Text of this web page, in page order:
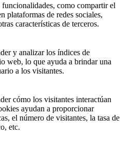
como compartir el
plataformas de redes sociales,
características de terceros.
y analizar los índices de
web, lo que ayuda a brindar una
a los visitantes.
cómo los visitantes interactúan
ayudan a proporcionar
el número de visitantes, la tasa de
etc.